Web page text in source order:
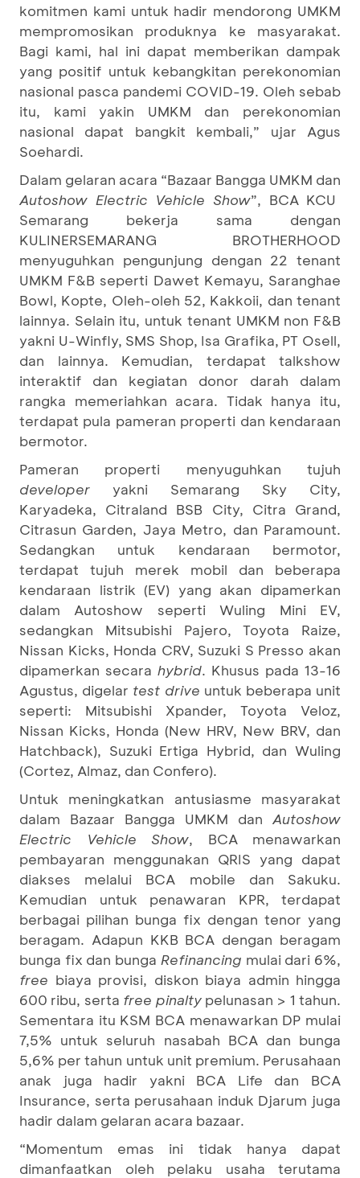
komitmen kami untuk hadir mendorong UMKM
mempromosikan produknya ke masyarakat.
Bagi kami, hal ini dapat memberikan dampak
yang positif untuk kebangkitan perekonomian
nasional pasca pandemi COVID-19. Oleh sebab
itu, kami yakin UMKM dan perekonomian
nasional dapat bangkit kembali,” ujar Agus
Soehardi.
Dalam gelaran acara “Bazaar Bangga UMKM dan
Autoshow Electric Vehicle Show”, BCA KCU
Semarang bekerja sama dengan
KULINERSEMARANG BROTHERHOOD
menyuguhkan pengunjung dengan 22 tenant
UMKM F&B seperti Dawet Kemayu, Saranghae
Bowl, Kopte, Oleh-oleh 52, Kakkoii, dan tenant
lainnya. Selain itu, untuk tenant UMKM non F&B
yakni U-Winfly, SMS Shop, Isa Grafika, PT Osell,
dan lainnya. Kemudian, terdapat talkshow
interaktif dan kegiatan donor darah dalam
rangka memeriahkan acara. Tidak hanya itu,
terdapat pula pameran properti dan kendaraan
bermotor.
Pameran properti menyuguhkan tujuh
developer yakni Semarang Sky City,
Karyadeka, Citraland BSB City, Citra Grand,
Citrasun Garden, Jaya Metro, dan Paramount.
Sedangkan untuk kendaraan bermotor,
terdapat tujuh merek mobil dan beberapa
kendaraan listrik (EV) yang akan dipamerkan
dalam Autoshow seperti Wuling Mini EV,
sedangkan Mitsubishi Pajero, Toyota Raize,
Nissan Kicks, Honda CRV, Suzuki S Presso akan
dipamerkan secara hybrid. Khusus pada 13-16
Agustus, digelar test drive untuk beberapa unit
seperti: Mitsubishi Xpander, Toyota Veloz,
Nissan Kicks, Honda (New HRV, New BRV, dan
Hatchback), Suzuki Ertiga Hybrid, dan Wuling
(Cortez, Almaz, dan Confero).
Untuk meningkatkan antusiasme masyarakat
dalam Bazaar Bangga UMKM dan Autoshow
Electric Vehicle Show, BCA menawarkan
pembayaran menggunakan QRIS yang dapat
diakses melalui BCA mobile dan Sakuku.
Kemudian untuk penawaran KPR, terdapat
berbagai pilihan bunga fix dengan tenor yang
beragam. Adapun KKB BCA dengan beragam
bunga fix dan bunga Refinancing mulai dari 6%,
free biaya provisi, diskon biaya admin hingga
600 ribu, serta free pinaltypelunasan > 1 tahun.
Sementara itu KSM BCA menawarkan DP mulai
7,5% untuk seluruh nasabah BCA dan bunga
5,6% per tahun untuk unit premium. Perusahaan
anak juga hadir yakni BCA Life dan BCA
Insurance, serta perusahaan induk Djarum juga
hadir dalam gelaran acara bazaar.
“Momentum emas ini tidak hanya dapat
dimanfaatkan oleh pelaku usaha terutama